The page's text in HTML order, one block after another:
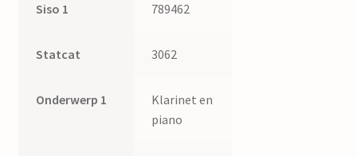
Siso 1 789462
Statcat 3062
Onderwerp 1
Klarinet en
piano